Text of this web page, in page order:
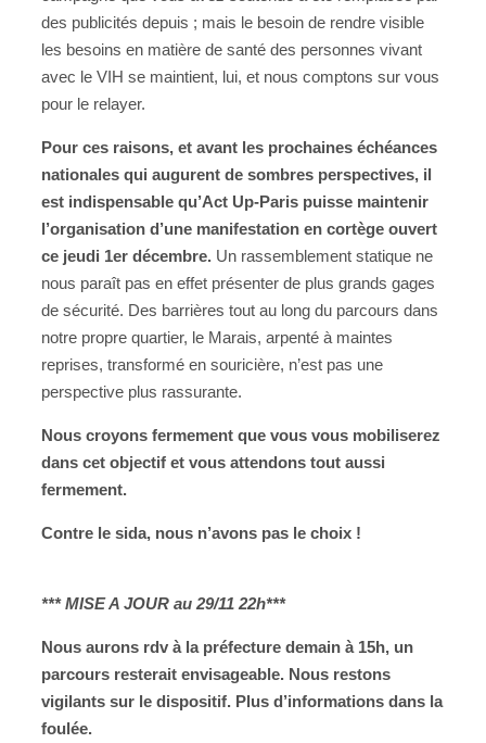
des publicités depuis ; mais le besoin de rendre visible
les besoins en matière de santé des personnes vivant
avec le VIH se maintient, lui, et nous comptons sur vous
pour le relayer.
Pour ces raisons, et avant les prochaines échéances
nationales qui augurent de sombres perspectives, il
est indispensable qu’Act Up-Paris puisse maintenir
l’organisation d’une manifestation en cortège ouvert
ce jeudi 1er décembre. Un rassemblement statique ne
nous paraît pas en effet présenter de plus grands gages
de sécurité. Des barrières tout au long du parcours dans
notre propre quartier, le Marais, arpenté à maintes
reprises, transformé en souricière, n’est pas une
perspective plus rassurante.
Nous croyons fermement que vous vous mobiliserez
dans cet objectif et vous attendons tout aussi
fermement.
Contre le sida, nous n’avons pas le choix !
*** MISE A JOUR au 29/11 22h***
Nous aurons rdv à la préfecture demain à 15h, un
parcours resterait envisageable. Nous restons
vigilants sur le dispositif. Plus d’informations dans la
foulée.